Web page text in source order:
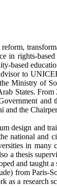
in rights-
based
to
Ministry of
States.
the
design and
national and
in
a thesis
and taught a
from Paris-
a research